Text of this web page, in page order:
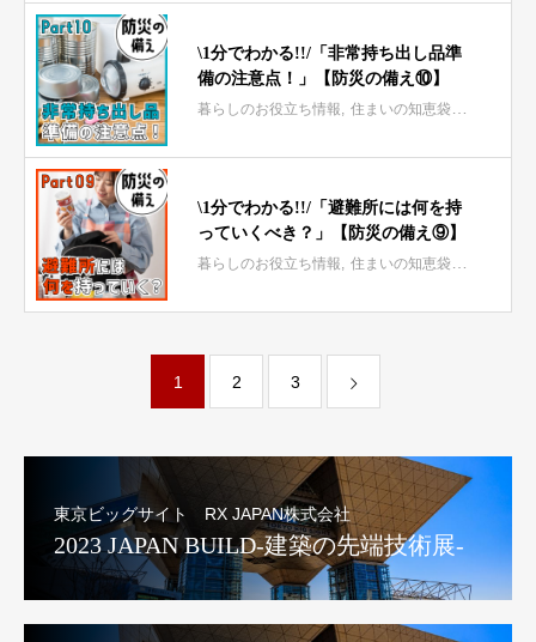
\1分でわかる!!/「非常持ち出し品準
備の注意点！」【防災の備え⑩】
暮らしのお役立ち情報 住まいの知恵袋 mini
\1分でわかる!!/「避難所には何を持
っていくべき？」【防災の備え⑨】
暮らしのお役立ち情報 住まいの知恵袋 mini
1 2 3
東京ビッグサイト RX JAPAN株式会社
2023 JAPAN BUILD-建築の先端技術展-